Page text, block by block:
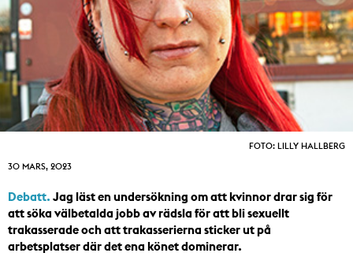
FOTO: LILLY HALLBERG
30 MARS, 2023
Debatt. Jag läst en undersökning om att kvinnor drar sig för
att söka välbetalda jobb av rädsla för att bli sexuellt
trakasserade och att trakasserierna sticker ut på
arbetsplatser där det ena könet dominerar.